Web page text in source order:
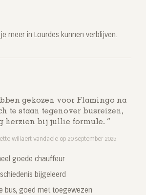
meer in Lourdes kunnen verblijven.
gekozen voor Flamingo na
te staan tegenover busreizen,
herzien bij jullie formule.
Willaert Vandaele op 20 september 2025
goede chauffeur
bijgeleerd
bus, goed met toegewezen